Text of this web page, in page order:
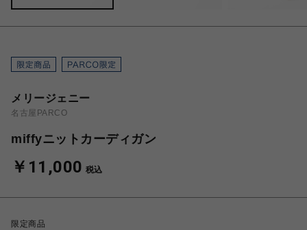
メリージェニー
名古屋PARCO
miffyニットカーディガン
￥11,000 税込
限定商品